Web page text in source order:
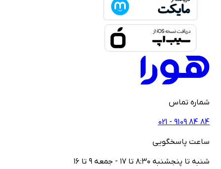
تماس
021 - ‎9109‎ ‎84‎
پاسخگویی
تا پنجشنبه ۸:۳۰ تا ۱۷ - جمعه ۹ تا ۱۶